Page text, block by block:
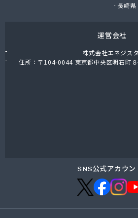
高崎商店
長崎県
運営会社
株式会社エネジスタ
住所：〒104-0044 東京都中央区明石町
SNS公式アカウン